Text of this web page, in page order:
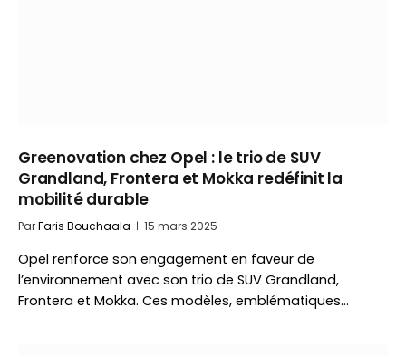
Greenovation chez Opel : le trio de SUV
Grandland, Frontera et Mokka redéfinit la
mobilité durable
ParFaris Bouchaala 15 mars 2025
Opel renforce son engagement en faveur de
l’environnement avec son trio de SUV Grandland,
Frontera et Mokka. Ces modèles, emblématiques…